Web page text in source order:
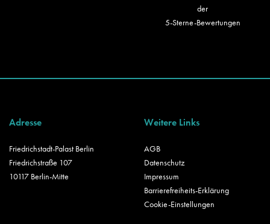
der
5-Sterne-Bewertungen
Adresse
Friedrichstadt-Palast Berlin
Friedrichstraße 107
10117 Berlin-Mitte
Weitere Links
AGB
Datenschutz
Impressum
Barrierefreiheits-Erklärung
Cookie-Einstellungen